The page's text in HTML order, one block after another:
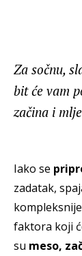
Za sočnu,
bit će vam
začina i
Iako se
zadatak,
faktora koji
su meso,